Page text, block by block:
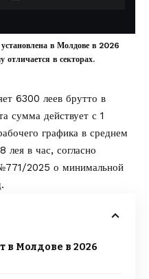
в Молдове в 2026
отличается в секторах.
6300 леев брутто в
сумма действует с 1
графика в среднем
лея в час, согласно
2025 о минимальной
в Молдове в 2026